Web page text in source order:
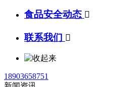
食品安全动态 
联系我们 
18903658751